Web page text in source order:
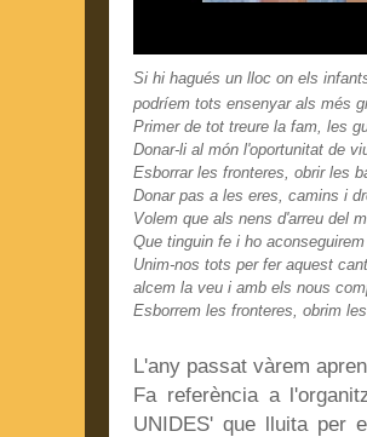
Si hi hagués un lloc on els
podríem tots ensenyar als més
Primer de tot treure la fam, les
Donar-li al món l'oportunitat de
Esborrar les fronteres, obrir les
Donar pas a les eres, camins i
Volem que als nens d'arreu del
Que tinguin fe i ho aconseguirem
Unim-nos tots per fer aquest
alcem la veu i amb els nous
Esborrem les fronteres, obrim
L'any passat vàrem
Fa referència a l'o
UNIDES' que lluita per